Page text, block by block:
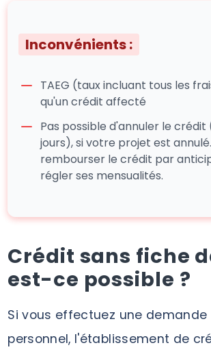
Inconvénients :
TAEG (taux incluant tous les
qu'un crédit affecté
Pas possible d'annuler le crédit
jours), si votre projet est
rembourser le crédit par
régler ses mensualités.
Crédit sans fiche
est-ce possible ?
Si vous effectuez une demande
personnel, l'établissement de